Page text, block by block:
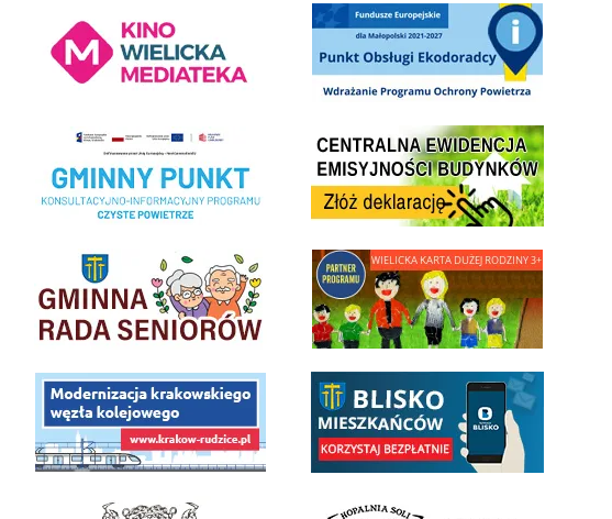
Punkt Obsługi Ekodoradcy Wieliczka
Realizacja Programu Czyste Powietrze w Gminie WieliczkaCentrala Ewidencja Emisyjności Budynków - złóż
link do strony Gminnej Rady Seniorow - Wieliczka link do strony - Wielicka Karta Dużej Rodziny
z Europejskiego Funduszu Społecznego
link do opisu projektu budowy linii kolejowej Krakow Rudzicelink do opisu aplikacji - BLISKO, Gmina Wieliczka w
- grobnet
link do strony - Muzeum Żup Krakowskich Wieliczka link do strony Kopalni Soli Wieliczka